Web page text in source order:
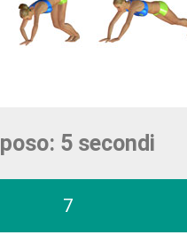
5 secondi
7